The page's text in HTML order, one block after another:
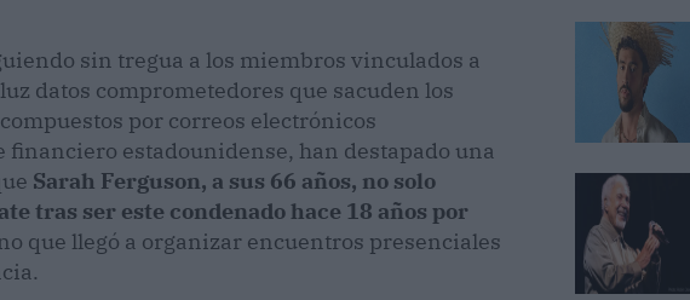
sin tregua a los miembros vinculados a
datos comprometedores que sacuden los
por correos electrónicos
estadounidense, han destapado una
Sarah Ferguson, a sus 66 años, no solo
tras ser este condenado hace 18 años por
que llegó a organizar encuentros presenciales